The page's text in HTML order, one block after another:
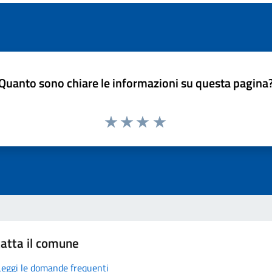
sono chiare le informazioni su questa
il comune
le domande frequenti